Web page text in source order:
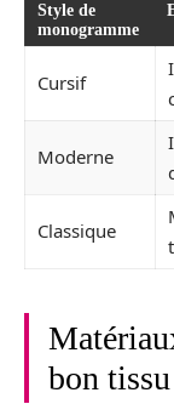
Style de
monogramme
Cursif
Moderne
Classique
bon tissu